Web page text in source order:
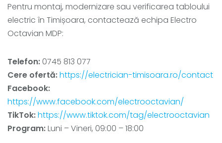
Pentru montaj, modernizare sau verificarea tabloului
electric în Timișoara, contactează echipa Electro
Octavian MDP:
Telefon: 0745 813 077
Cere ofertă:https://electrician-timisoara.ro/contact
Facebook:
https://www.facebook.com/electrooctavian/
TikTok:https://www.tiktok.com/tag/electrooctavian
Program:Luni – Vineri, 09:00 – 18:00